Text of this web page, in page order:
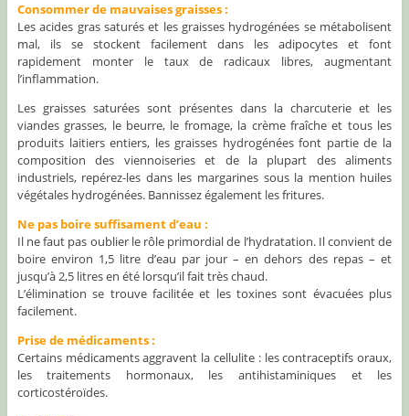
Consommer de mauvaises graisses :
Les acides gras saturés et les graisses hydrogénées se métabolisent
mal, ils se stockent facilement dans les adipocytes et font
rapidement monter le taux de radicaux libres, augmentant
l’inflammation.
Les graisses saturées sont présentes dans la charcuterie et les
viandes grasses, le beurre, le fromage, la crème fraîche et tous les
produits laitiers entiers, les graisses hydrogénées font partie de la
composition des viennoiseries et de la plupart des aliments
industriels, repérez-les dans les margarines sous la mention huiles
végétales hydrogénées. Bannissez également les fritures.
Ne pas boire suffisament d’eau :
Il ne faut pas oublier le rôle primordial de l’hydratation. Il convient de
boire environ 1,5 litre d’eau par jour – en dehors des repas – et
jusqu’à 2,5 litres en été lorsqu’il fait très chaud.
L’élimination se trouve facilitée et les toxines sont évacuées plus
facilement.
Prise de médicaments :
Certains médicaments aggravent la cellulite : les contraceptifs oraux,
les traitements hormonaux, les antihistaminiques et les
corticostéroïdes.